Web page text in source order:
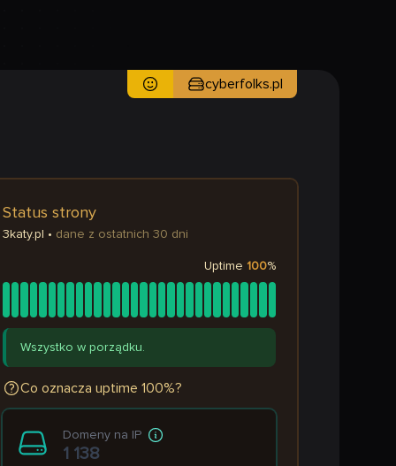
cyberfolks.pl
Status strony
3katy.pl • dane z ostatnich 30 dni
Uptime 100%
Wszystko w porządku.
Co oznacza uptime 100%?
Domeny na IP
1 138